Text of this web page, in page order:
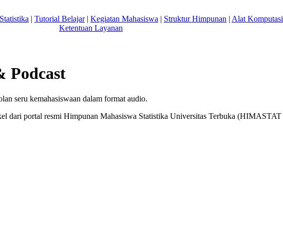
| Tutorial Belajar| Kegiatan Mahasiswa | Struktur Himpunan | Alat Komputasi
Ketentuan Layanan
Podcast
seru kemahasiswaan dalam format audio.
dari portal resmi Himpunan Mahasiswa Statistika Universitas Terbuka (HIMASTAT